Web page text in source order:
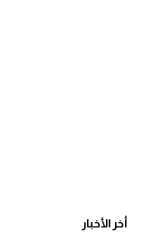
أخر الأخبار